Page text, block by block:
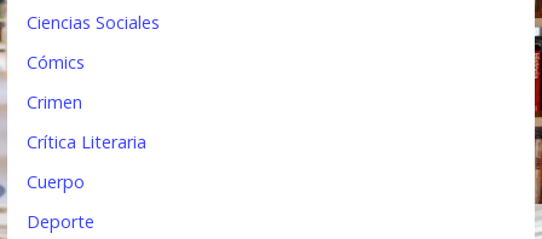
Ciencias Sociales
Cómics
Crimen
Crítica Literaria
Cuerpo
Deporte